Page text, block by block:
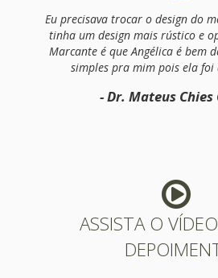
Eu precisava trocar o design do
tinha um design mais rústico e
Marcante é que Angélica é bem
simples pra mim pois ela foi
- Dr. Mateus
ASSISTA O